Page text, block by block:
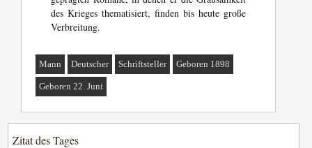
des Krieges thematisiert, finden bis heute große
Verbreitung.
Mann Deutscher Schriftsteller Geboren 1898
Geboren 22. Juni
Zitat des Tages